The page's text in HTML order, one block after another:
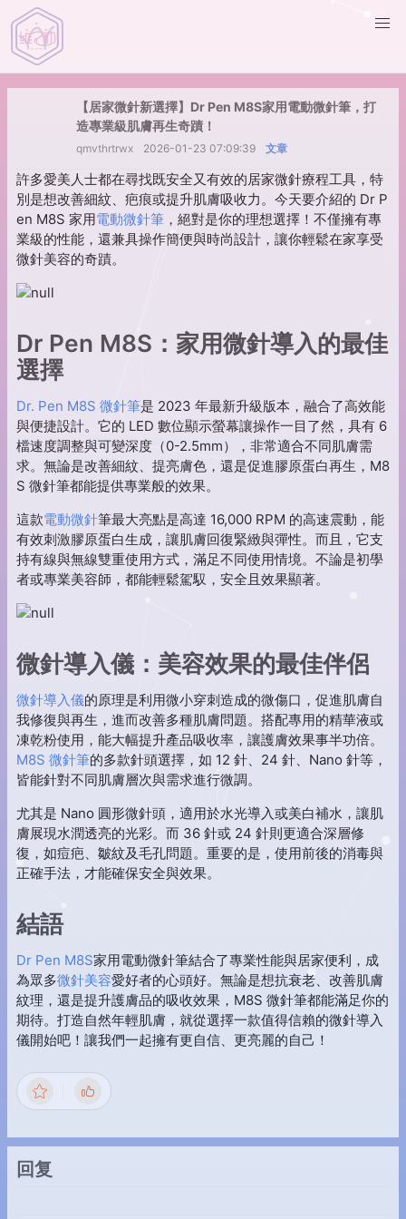
【居家微針新選擇】Dr Pen M8S家用電動微針筆，打
造專業級肌膚再生奇蹟！
qmvthrtrwx 2026-01-23 07:09:39 文章
許多愛美人士都在尋找既安全又有效的居家微針療程工具，特
別是想改善細紋、疤痕或提升肌膚吸收力。今天要介紹的 Dr P
en M8S 家用電動微針筆 ，絕對是你的理想選擇！不僅擁有專
業級的性能，還兼具操作簡便與時尚設計，讓你輕鬆在家享受
微針美容的奇蹟。
Dr Pen M8S：家用微針導入的最佳
選擇
Dr. Pen M8S 微針筆是 2023 年最新升級版本，融合了高效能
與便捷設計。它的 LED 數位顯示螢幕讓操作一目了然，具有 6
檔速度調整與可變深度（0-2.5mm），非常適合不同肌膚需
求。無論是改善細紋、提亮膚色，還是促進膠原蛋白再生，M8
S 微針筆都能提供專業般的效果。
這款電動微針筆最大亮點是高達 16,000 RPM 的高速震動，能
有效刺激膠原蛋白生成，讓肌膚回復緊緻與彈性。而且，它支
持有線與無線雙重使用方式，滿足不同使用情境。不論是初學
者或專業美容師，都能輕鬆駕馭，安全且效果顯著。
微針導入儀：美容效果的最佳伴侶
微針導入儀的原理是利用微小穿刺造成的微傷口，促進肌膚自
我修復與再生，進而改善多種肌膚問題。搭配專用的精華液或
凍乾粉使用，能大幅提升產品吸收率，讓護膚效果事半功倍。
M8S 微針筆的多款針頭選擇，如 12 針、24 針、Nano 針等，
皆能針對不同肌膚層次與需求進行微調。
尤其是 Nano 圓形微針頭，適用於水光導入或美白補水，讓肌
膚展現水潤透亮的光彩。而 36 針或 24 針則更適合深層修
復，如痘疤、皺紋及毛孔問題。重要的是，使用前後的消毒與
正確手法，才能確保安全與效果。
結語
Dr Pen M8S家用電動微針筆結合了專業性能與居家便利，成
為眾多微針美容愛好者的心頭好。無論是想抗衰老、改善肌膚
紋理，還是提升護膚品的吸收效果，M8S 微針筆都能滿足你的
期待。打造自然年輕肌膚，就從選擇一款值得信賴的微針導入
儀開始吧！讓我們一起擁有更自信、更亮麗的自己！
回复